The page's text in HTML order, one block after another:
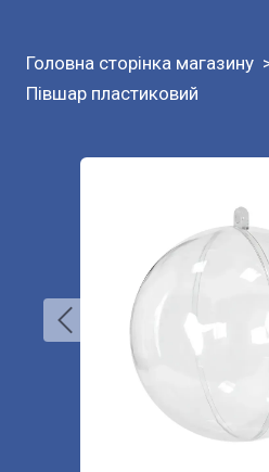
Головна сторінка магазину
Півшар пластиковий